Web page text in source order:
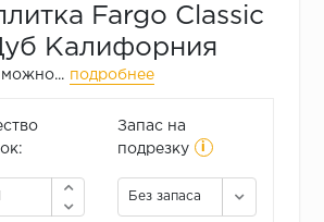
Fargo Classic
Калифорния
можно... подробнее
Запас на
подрезку
i
Без запаса